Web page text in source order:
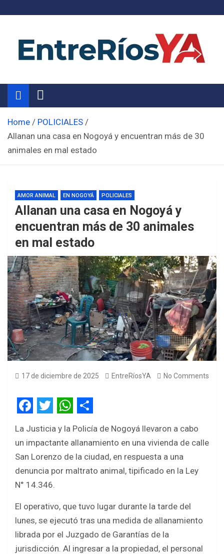
Noticias de Entre Ríos
Información de toda la provincia ahora
Home
POLICIALES
Allanan una casa en Nogoyá y encuentran más de 30
animales en mal estado
AMOR ANIMAL EN NOGOYÁ POLICIALES
Allanan una casa en Nogoyá y
encuentran más de 30 animales
en mal estado
17 de diciembre de 2025 EntreRíosYA No Comments
a
c
e
b
o
o
k
T
w
i
t
t
e
r
W
h
a
t
A
p
p
S
h
a
r
La Justicia y la Policía de Nogoyá llevaron a cabo
un impactante allanamiento en una vivienda de calle
San Lorenzo de la ciudad, en respuesta a una
denuncia por maltrato animal, tipificado en la Ley
N° 14.346.
El operativo, que tuvo lugar durante la tarde del
lunes, se ejecutó tras una medida de allanamiento
librada por el Juzgado de Garantías de la
jurisdicción. Al ingresar a la propiedad, el personal